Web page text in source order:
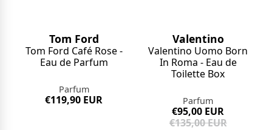
Tom Ford
Tom Ford Café Rose -
Eau de Parfum
Parfum
€119,90 EUR
Valentino
Valentino Uomo Born
In Roma - Eau de
Toilette Box
Parfum
€95,00 EUR
€135,00 EUR